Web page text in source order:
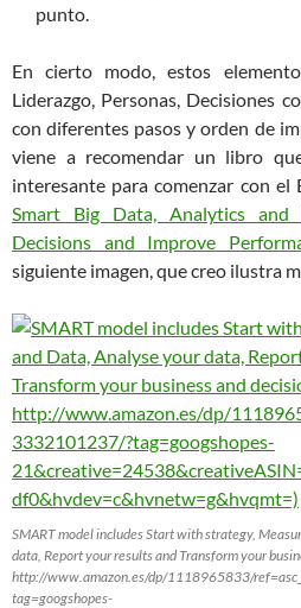
punto.
En cierto modo, estos
Liderazgo, Personas, Decisiones
con diferentes pasos y orden de
viene a recomendar un libro
interesante para comenzar con el
Smart Big Data, Analytics
Decisions and Improve
siguiente imagen, que creo ilustra
SMART model includes Start with strategy,
data, Report your results and Transform your
http://www.amazon.es/dp/1118965833/
tag=googshopes-